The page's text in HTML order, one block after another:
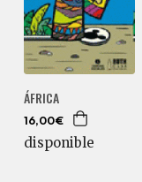
ÁFRICA
16,00€
disponible